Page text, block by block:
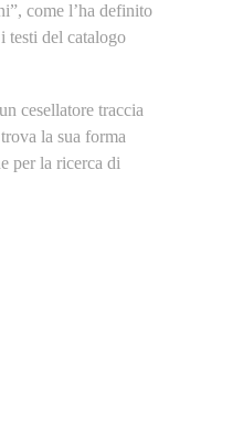
come l’ha definito
testi del catalogo
cesellatore traccia
la sua forma
per la ricerca di